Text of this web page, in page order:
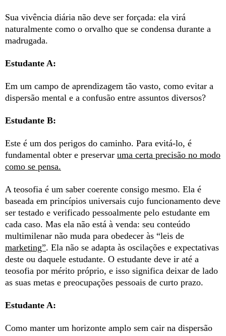
Sua vivência diária não deve ser forçada: ela virá
naturalmente como o orvalho que se condensa durante a
madrugada.
Estudante A:
Em um campo de aprendizagem tão vasto, como evitar a
dispersão mental e a confusão entre assuntos diversos?
Estudante B:
Este é um dos perigos do caminho. Para evitá-lo, é
fundamental obter e preservar uma certa precisão no modo
como se pensa.
A teosofia é um saber coerente consigo mesmo. Ela é
baseada em princípios universais cujo funcionamento deve
ser testado e verificado pessoalmente pelo estudante em
cada caso. Mas ela não está à venda: seu conteúdo
multimilenar não muda para obedecer às “leis de
marketing”. Ela não se adapta às oscilações e expectativas
deste ou daquele estudante. O estudante deve ir até a
teosofia por mérito próprio, e isso significa deixar de lado
as suas metas e preocupações pessoais de curto prazo.
Estudante A:
Como manter um horizonte amplo sem cair na dispersão